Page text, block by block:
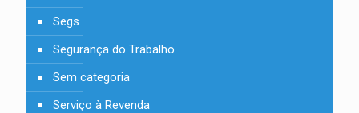
Segs
Segurança do Trabalho
Sem categoria
Serviço à Revenda